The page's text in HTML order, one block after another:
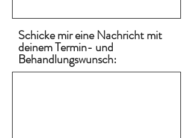
Schicke mir eine Nachricht mit
deinem Termin- und
Behandlungswunsch: